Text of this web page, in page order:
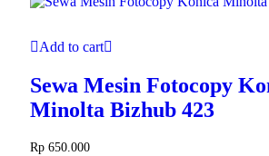
Add to cart
Sewa Mesin Fotocopy
Minolta Bizhub 423
Rp 650.000